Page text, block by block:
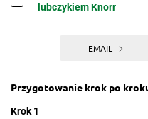
lubczykiem Knorr
EMAIL
Przygotowanie krok po
Krok 1